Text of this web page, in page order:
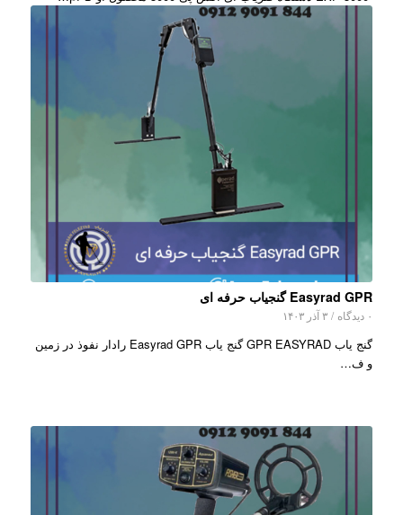
Easyrad GPR گنجیاب حرفه ای
۰ دیدگاه / ۳ آذر ۱۴۰۳
گنج یاب GPR EASYRAD گنج یاب Easyrad GPR رادار نفوذ در زمین
و ف…